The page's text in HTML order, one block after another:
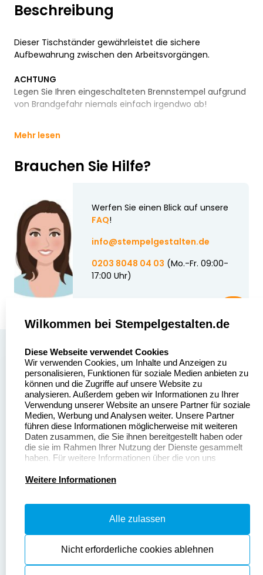
Beschreibung
Dieser Tischständer gewährleistet die sichere
Aufbewahrung zwischen den Arbeitsvorgängen.
ACHTUNG
Legen Sie Ihren eingeschalteten Brennstempel aufgrund
von Brandgefahr niemals einfach irgendwo ab!
Mehr lesen
Brauchen Sie Hilfe?
Werfen Sie einen Blick auf unsere
FAQ!
info@stempelgestalten.de
0203 8048 04 03 (Mo.-Fr. 09:00-
17:00 Uhr)
Stempelgestalten.de
Asterlager Straße 97
47228 Duisburg
Deutschland
Über uns
Sitemap
Alle
Stempelinformationen
Dateivorgaben
Fragen & Antworten
Datenschutzerklärung
Widerrufsrecht
Zahlung & Versand
Widerruf & Rückgabe
Wilkommen bei Stempelgestalten.de
Diese Webseite verwendet Cookies
Wir verwenden Cookies, um Inhalte und Anzeigen zu
personalisieren, Funktionen für soziale Medien anbieten zu
können und die Zugriffe auf unsere Website zu
analysieren. Außerdem geben wir Informationen zu Ihrer
Verwendung unserer Website an unsere Partner für soziale
Medien, Werbung und Analysen weiter. Unsere Partner
führen diese Informationen möglicherweise mit weiteren
Daten zusammen, die Sie ihnen bereitgestellt haben oder
die sie im Rahmen Ihrer Nutzung der Dienste gesammelt
haben. Für weitere Informationen über die von uns
Datenschutzerklärung.
Weitere Informationen
Alle zulassen
Nicht erforderliche cookies ablehnen